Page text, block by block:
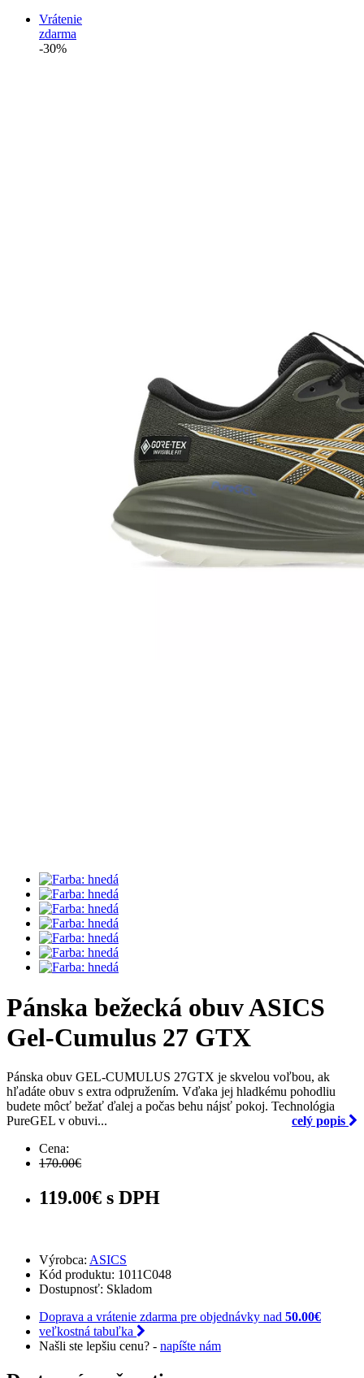
Vrátenie
zdarma
-30%
Pánska bežecká obuv ASICS
Gel-Cumulus 27 GTX
Pánska obuv GEL-CUMULUS 27GTX je skvelou voľbou, ak
hľadáte obuv s extra odpružením. Vďaka jej hladkému pohodliu
budete môcť bežať ďalej a počas behu nájsť pokoj. Technológia
PureGEL v obuvi...
celý popis
Cena:
170.00€
119.00€ s DPH
Výrobca: ASICS
Kód produktu: 1011C048
Dostupnosť: Skladom
Doprava a vrátenie zdarma pre objednávky nad 50.00€
veľkostná tabuľka
Našli ste lepšiu cenu? - napíšte nám